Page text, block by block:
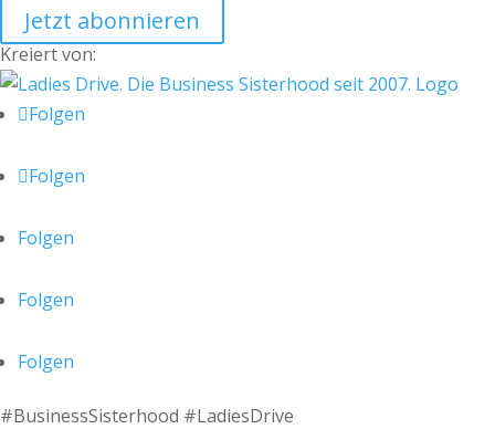
Jetzt abonnieren
Kreiert von:
Folgen
Folgen
Folgen
Folgen
Folgen
#BusinessSisterhood #LadiesDrive